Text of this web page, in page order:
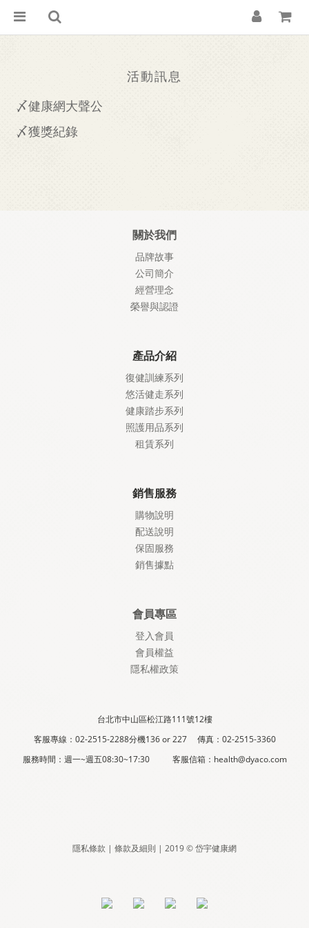
活動訊息
〆健康網大聲公
〆獲獎紀錄
關於我們
品牌故事
公司簡介
經營理念
榮譽與認證
產品介紹
復健訓練系列
悠活健走系列
健康踏步系列
照護用品系列
租賃系列
銷售服務
購物說明
配送說明
保固服務
銷售據點
會員專區
登入會員
會員權益
隱私權政策
台北市中山區松江路111號12樓
客服專線：02-2515-2288分機136 or 227 傳真：02-2515-3360
服務時間：週一~週五08:30~17:30 客服信箱：health@dyaco.com
隱私條款 | 條款及細則 | 2019 © 岱宇健康網